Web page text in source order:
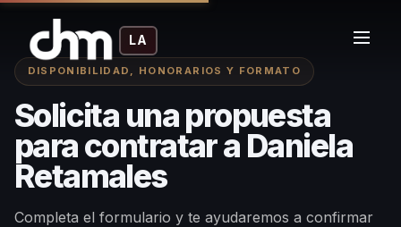
LA
DISPONIBILIDAD, HONORARIOS Y FORMATO
Solicita una propuesta
para contratar a Daniela
Retamales
Completa el formulario y te ayudaremos a confirmar